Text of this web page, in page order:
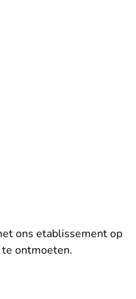
ons etablissement op
te ontmoeten.